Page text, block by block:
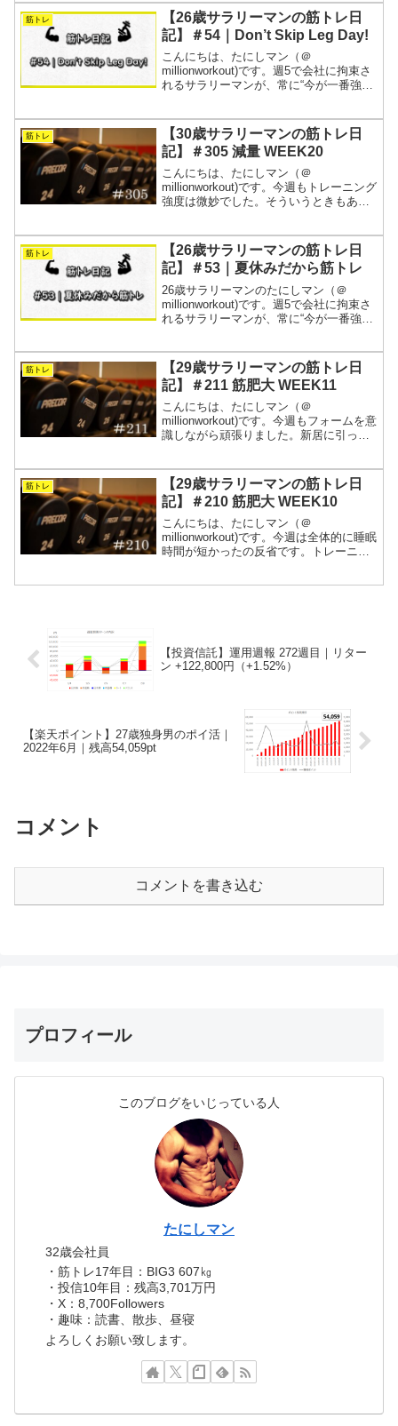
何とかビッグ3だけはこなせました！そし
て、Yout...
筋トレ
【26歳サラリーマンの筋トレ日
記】＃54｜Don’t Skip Leg Day!
こんにちは、たにしマン（＠
millionworkout)です。週5で会社に拘束さ
れるサラリーマンが、常に“今が一番強
す。夏休み明けの仕事は疲れますね。そ
んな甘ったれた...
筋トレ
【30歳サラリーマンの筋トレ日
記】＃305 減量 WEEK20
こんにちは、たにしマン（＠
millionworkout)です。今週もトレーニング
強度は微妙でした。そういうときもあり
しましょう。週5で会社に拘束されるサラ
リーマンが、常...
筋トレ
【26歳サラリーマンの筋トレ日
記】＃53｜夏休みだから筋トレ
26歳サラリーマンのたにしマン（＠
millionworkout)です。週5で会社に拘束さ
れるサラリーマンが、常に“今が一番強
す。今週は夏休みでした！といっても生
活リズ...
筋トレ
【29歳サラリーマンの筋トレ日
記】＃211 筋肥大 WEEK11
こんにちは、たにしマン（＠
millionworkout)です。今週もフォームを意
識しながら頑張りました。新居に引っ越
質もかなり上がっていると思います。ま
た、質問箱へのご...
筋トレ
【29歳サラリーマンの筋トレ日
記】＃210 筋肥大 WEEK10
こんにちは、たにしマン（＠
millionworkout)です。今週は全体的に睡眠
時間が短かったの反省です。トレーニン
【投資信託】運用週報 272週目｜リター
ン +122,800円（+1.52%）
【楽天ポイント】27歳独身男のポイ活｜
2022年6月｜残高54,059pt
コメント
コメントを書き込む
プロフィール
このブログをいじっている人
たにしマン
32歳会社員
・筋トレ17年目：BIG3 607㎏
・投信10年目：残高3,701万円
・X：8,700Followers
・趣味：読書、散歩、昼寝
よろしくお願い致します。